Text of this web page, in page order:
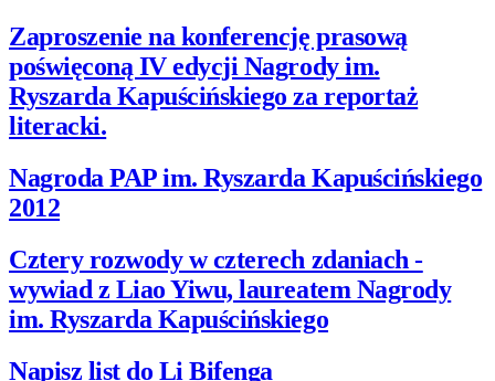
Zaproszenie na konferencję prasową
poświęconą IV edycji Nagrody im.
Ryszarda Kapuścińskiego za reportaż
literacki.
Nagroda PAP im. Ryszarda Kapuścińskiego
2012
Cztery rozwody w czterech zdaniach -
wywiad z Liao Yiwu, laureatem Nagrody
im. Ryszarda Kapuścińskiego
Napisz list do Li Bifenga